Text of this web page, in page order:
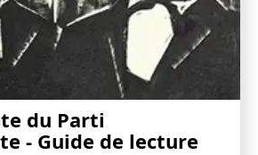
du Parti
- Guide de lecture